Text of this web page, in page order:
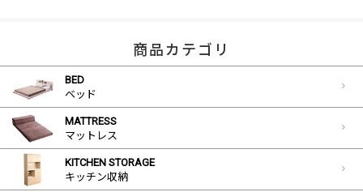
商品カテゴリ
BED
ベッド
MATTRESS
マットレス
KITCHEN STORAGE
キッチン収納